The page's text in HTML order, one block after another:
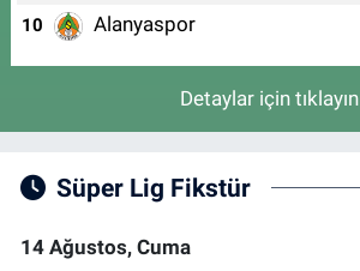
10 Alanyaspor
Detaylar için tıklayın
Süper Lig Fikstür
14 Ağustos, Cuma